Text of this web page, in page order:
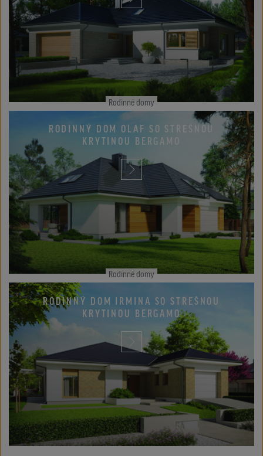
Rodinné domy
RODINNÝ DOM OLAF SO STREŠNOU
KRYTINOU BERGAMO
Rodinné domy
RODINNÝ DOM IRMINA SO STREŠNOU
KRYTINOU BERGAMO